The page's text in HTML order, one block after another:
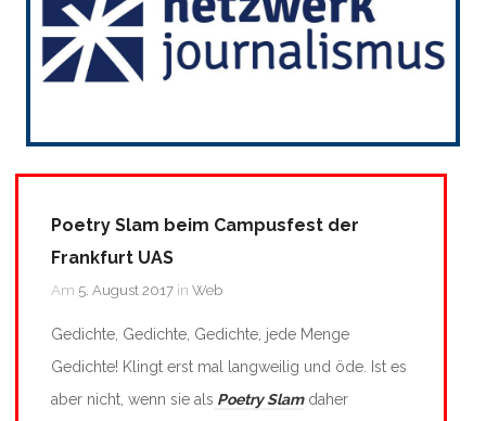
Poetry Slam beim Campusfest der
Frankfurt UAS
Am 5. August 2017 in Web
Gedichte, Gedichte, Gedichte, jede Menge
Gedichte! Klingt erst mal langweilig und öde. Ist es
aber nicht, wenn sie als Poetry Slamdaher